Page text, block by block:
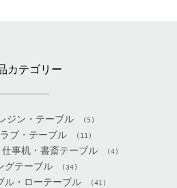
カテゴリー
ジン・テーブル (5)
ブ・テーブル (11)
事机・書斎テーブル (4)
グテーブル (34)
ル・ローテーブル (41)